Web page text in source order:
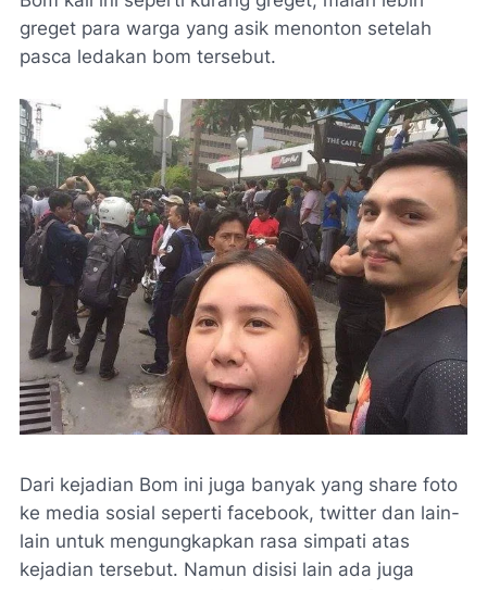
greget para warga yang asik menonton setelah
pasca ledakan bom tersebut.
Dari kejadian Bom ini juga banyak yang share foto
ke media sosial seperti facebook, twitter dan lain-
lain untuk mengungkapkan rasa simpati atas
kejadian tersebut. Namun disisi lain ada juga